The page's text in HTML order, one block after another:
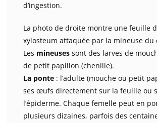
d’ingestion.
La photo de droite montre une feuille
xylosteum attaquée par la mineuse du
Les mineuses sont des larves de
de petit papillon (chenille).
La ponte : l’adulte (mouche ou petit
ses œufs directement sur la feuille ou
l’épiderme. Chaque femelle peut en
plusieurs dizaines, parfois des